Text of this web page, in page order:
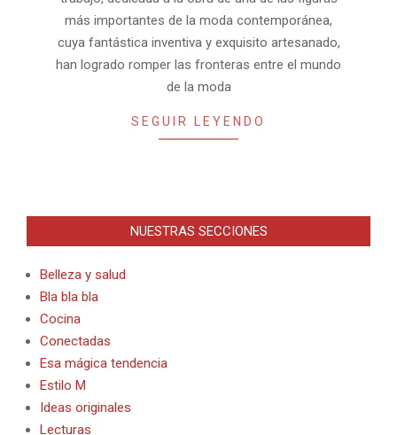
más importantes de la moda contemporánea,
cuya fantástica inventiva y exquisito artesanado,
han logrado romper las fronteras entre el mundo
de la moda
SEGUIR LEYENDO
NUESTRAS SECCIONES
Belleza y salud
Bla bla bla
Cocina
Conectadas
Esa mágica tendencia
Estilo M
Ideas originales
Lecturas